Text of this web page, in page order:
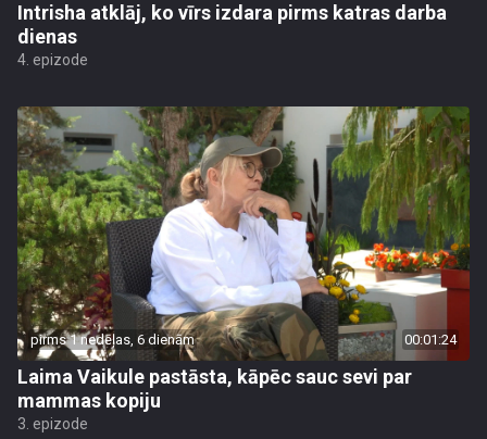
Intrisha atklāj, ko vīrs izdara pirms katras darba
dienas
4. epizode
pirms 1 nedēļas, 6 dienām 00:01:24
Laima Vaikule pastāsta, kāpēc sauc sevi par
mammas kopiju
3. epizode